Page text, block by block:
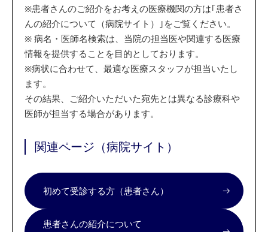
※患者さんのご紹介をお考えの医療機関の方は｢患者さ
んの紹介について（病院サイト）｣をご覧ください。
※ 病名・医師名検索は、当院の担当医や関連する医療
情報を提供することを目的としております。
※病状に合わせて、最適な医療スタッフが担当いたし
ます。
その結果、ご紹介いただいた宛先とは異なる診療科や
医師が担当する場合があります。
関連ページ（病院サイト）
初めて受診する方（患者さん）
患者さんの紹介について